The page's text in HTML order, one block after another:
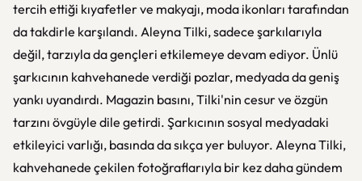
tercih ettiği kıyafetler ve makyajı, moda ikonları tarafından
da takdirle karşılandı. Aleyna Tilki, sadece şarkılarıyla
değil, tarzıyla da gençleri etkilemeye devam ediyor. Ünlü
şarkıcının kahvehanede verdiği pozlar, medyada da geniş
yankı uyandırdı. Magazin basını, Tilki'nin cesur ve özgün
tarzını övgüyle dile getirdi. Şarkıcının sosyal medyadaki
etkileyici varlığı, basında da sıkça yer buluyor. Aleyna Tilki,
kahvehanede çekilen fotoğraflarıyla bir kez daha gündem